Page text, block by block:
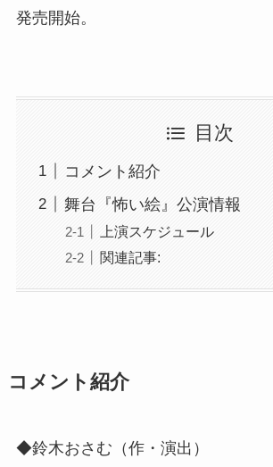
発売開始。
目次
コメント紹介
舞台『怖い絵』公演情報
上演スケジュール
関連記事:
コメント紹介
◆鈴木おさむ（作・演出）